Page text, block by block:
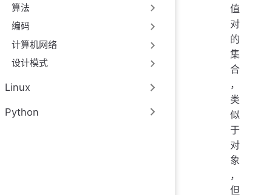
算法
编码
计算机网络
设计模式
Linux
Python
值
对
的
集
合
，
类
似
于
对
象
，
但